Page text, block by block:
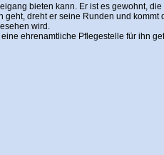
bieten kann. Er ist es gewohnt,
dreht er seine Runden und kommt
wird.
ehrenamtliche Pflegestelle für ihn